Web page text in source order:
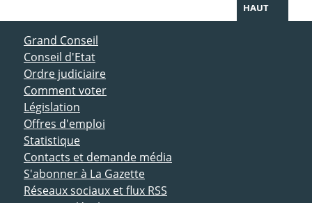
HAUT
ACCÈS DIRECT
Grand Conseil
Conseil d'Etat
Ordre judiciaire
Comment voter
Législation
Offres d'emploi
Statistique
Contacts et demande média
S'abonner à La Gazette
Réseaux sociaux et flux RSS